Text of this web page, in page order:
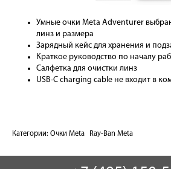
Умные очки Meta Adventurer
линз и размера
Зарядный кейс для хранения и
Краткое руководство по началу
Салфетка для очистки линз
USB-C charging cable не входит в
Категории: Очки Meta Ray-Ban Meta